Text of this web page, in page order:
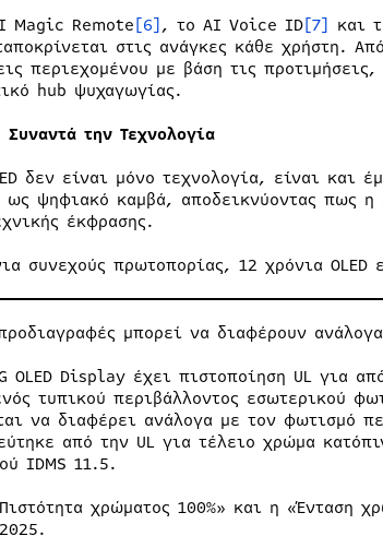
Magic Remote[6], το AI Voice ID[7] και
στις ανάγκες κάθε χρήστη.
περιεχομένου με βάση τις
hub ψυχαγωγίας.
Συναντά την Τεχνολογία
δεν είναι μόνο τεχνολογία, είναι και
ως ψηφιακό καμβά, αποδεικνύοντας πως
έκφρασης.
συνεχούς πρωτοπορίας, 12 χρόνια
μπορεί να διαφέρουν
OLED Display έχει πιστοποίηση UL για
τυπικού περιβάλλοντος εσωτερικού
να διαφέρει ανάλογα με τον φωτισμό
από την UL για τέλειο χρώμα
IDMS 11.5.
χρώματος 100%» και η «Ένταση